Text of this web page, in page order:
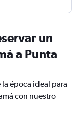
un
a Punta
época ideal para
con nuestro